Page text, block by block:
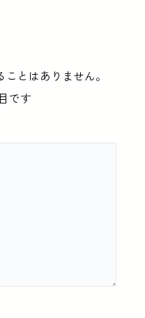
とはありません。
です